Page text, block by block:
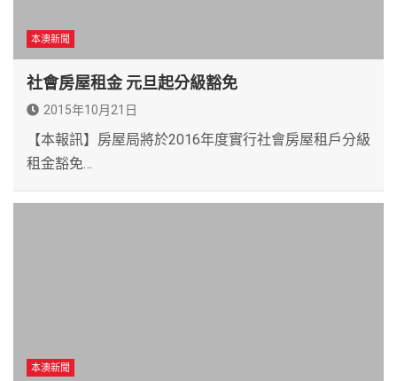
本澳新聞
社會房屋租金 元旦起分級豁免
2015年10月21日
【本報訊】房屋局將於2016年度實行社會房屋租戶分級
租金豁免…
本澳新聞